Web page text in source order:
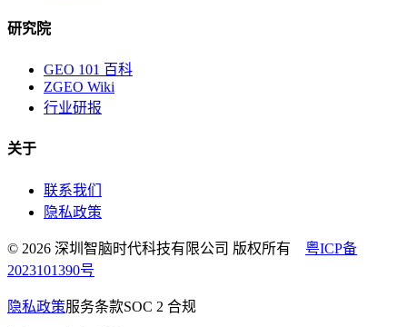
研究院
GEO 101 百科
ZGEO Wiki
行业研报
关于
联系我们
隐私政策
© 2026 深圳智脑时代科技有限公司 版权所有 粤ICP备
2023101390号
隐私政策服务条款SOC 2 合规